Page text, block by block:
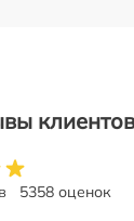
клиентов
5358 оценок